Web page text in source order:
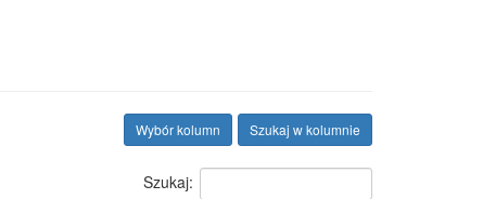
Szukaj w kolumnie
Wybór kolumn
Szukaj: